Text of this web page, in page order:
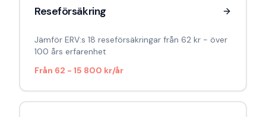
Reseförsäkring
Jämför ERV:s 18 reseförsäkringar från 62 kr - över
100 års erfarenhet
Från 62 - 15 800 kr/år